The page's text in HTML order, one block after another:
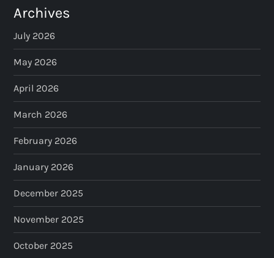
p
a
g
i
n
a
t
i
o
Archives
July 2026
May 2026
April 2026
March 2026
February 2026
January 2026
December 2025
November 2025
October 2025